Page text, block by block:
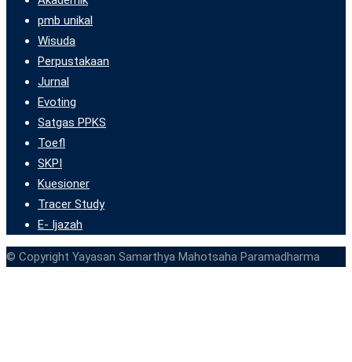
pmb unikal
Wisuda
Perpustakaan
Jurnal
Evoting
Satgas PPKS
Toefl
SKPI
Kuesioner
Tracer Study
E- Ijazah
© Copyright Yayasan Samarthya Mahotsaha Paramadharma